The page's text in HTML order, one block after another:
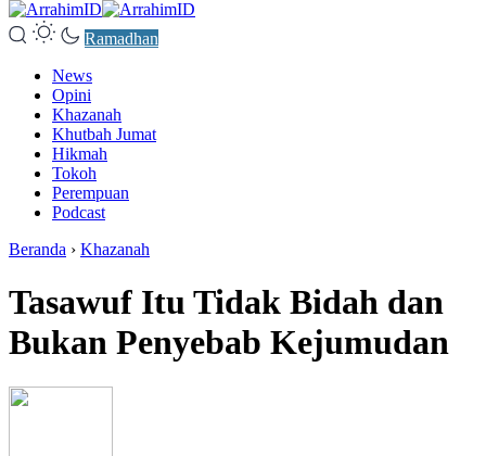
Ramadhan
News
Opini
Khazanah
Khutbah Jumat
Hikmah
Tokoh
Perempuan
Podcast
Beranda › Khazanah
Tasawuf Itu Tidak Bidah dan
Bukan Penyebab Kejumudan